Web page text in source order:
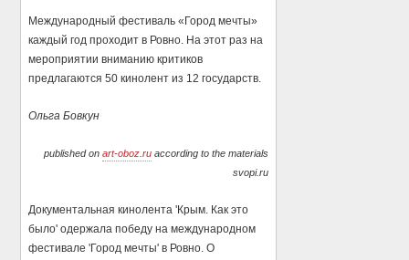
Международный фестиваль «Город мечты»
каждый год проходит в Ровно. На этот раз на
мероприятии вниманию критиков
предлагаются 50 кинолент из 12 государств.
Ольга Бовкун
published on art-oboz.ruaccording to the materials
svopi.ru
Документальная кинолента 'Крым. Как это
было' одержала победу на международном
фестивале 'Город мечты' в Ровно. О